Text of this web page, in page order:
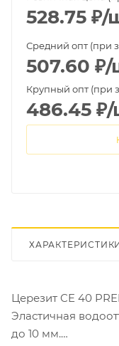
528.75 ₽/
Средний опт (при
507.60 ₽/
Крупный опт (при
486.45 ₽/
Церезит CE 40
Эластичная
до 10 мм.